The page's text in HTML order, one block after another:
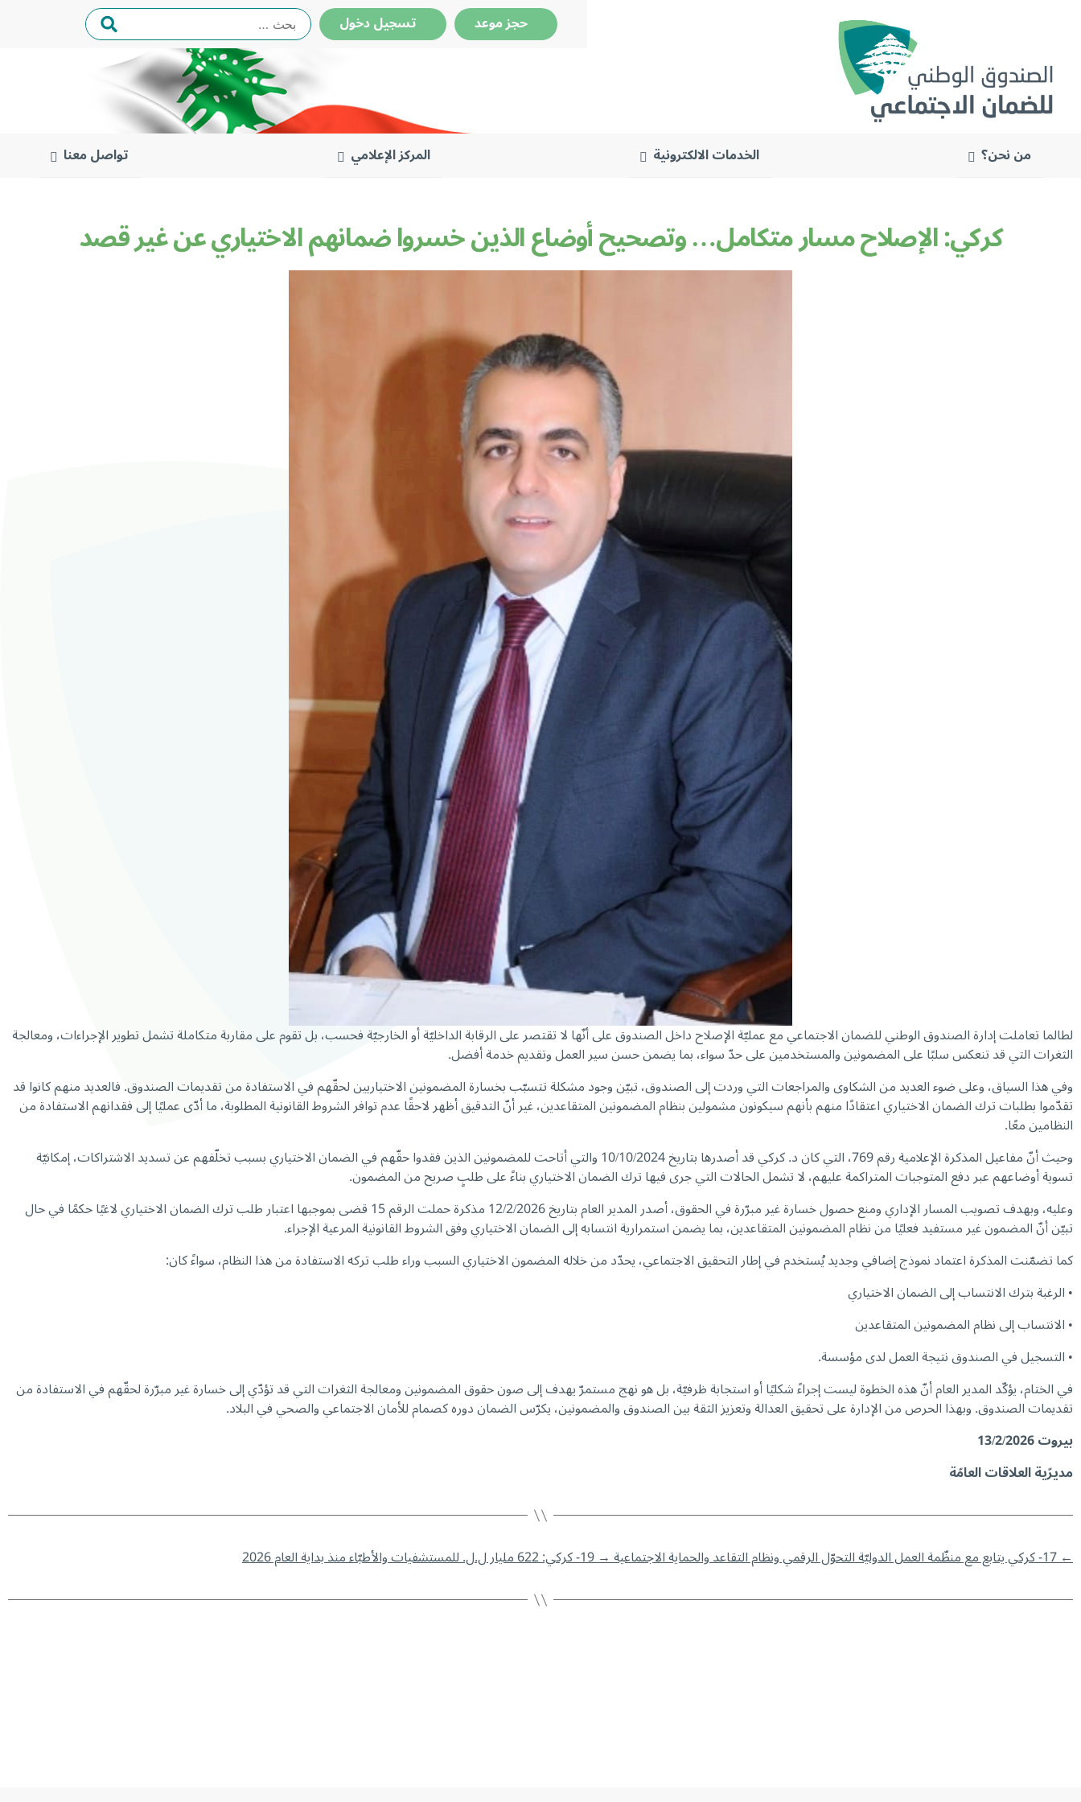
حجز موعد تسجيل دخول البحث
عن:
من نحن؟ الخدمات الالكترونية المركز الإعلامي
تواصل معنا
كركي: الإصلاح مسار متكامل… وتصحيح أوضاع الذين خسروا ضمانهم الاختياري عن غير قصد
لطالما تعاملت إدارة الصندوق الوطني للضمان الاجتماعي مع عمليّة الإصلاح داخل الصندوق على أنّها لا تقتصر على الرقابة الداخليّة أو الخارجيّة فحسب، بل تقوم على مقاربة متكاملة تشمل تطوير الإجراءات، ومعالجة
الثغرات التي قد تنعكس سلبًا على المضمونين والمستخدمين على حدّ سواء، بما يضمن حسن سير العمل وتقديم خدمة أفضل.
وفي هذا السياق، وعلى ضوء العديد من الشكاوى والمراجعات التي وردت إلى الصندوق، تبيّن وجود مشكلة تتسبّب بخسارة المضمونين الاختياريين لحقّهم في الاستفادة من تقديمات الصندوق. فالعديد منهم كانوا قد
تقدّموا بطلبات ترك الضمان الاختياري اعتقادًا منهم بأنهم سيكونون مشمولين بنظام المضمونين المتقاعدين، غير أنّ التدقيق أظهر لاحقًا عدم توافر الشروط القانونية المطلوبة، ما أدّى عمليًا إلى فقدانهم الاستفادة من
النظامين معًا.
وحيث أنّ مفاعيل المذكرة الإعلامية رقم 769، التي كان د. كركي قد أصدرها بتاريخ 10/10/2024 والتي أتاحت للمضمونين الذين فقدوا حقّهم في الضمان الاختياري بسبب تخلّفهم عن تسديد الاشتراكات، إمكانيّة
تسوية أوضاعهم عبر دفع المتوجبات المتراكمة عليهم، لا تشمل الحالات التي جرى فيها ترك الضمان الاختياري بناءً على طلبٍ صريح من المضمون.
وعليه، وبهدف تصويب المسار الإداري ومنع حصول خسارة غير مبرّرة في الحقوق، أصدر المدير العام بتاريخ 12/2/2026 مذكرة حملت الرقم 15 قضى بموجبها اعتبار طلب ترك الضمان الاختياري لاغيًا حكمًا في حال
تبيّن أنّ المضمون غير مستفيد فعليًا من نظام المضمونين المتقاعدين، بما يضمن استمرارية انتسابه إلى الضمان الاختياري وفق الشروط القانونية المرعية الإجراء.
كما تضمّنت المذكرة اعتماد نموذج إضافي وجديد يُستخدم في إطار التحقيق الاجتماعي، يحدّد من خلاله المضمون الاختياري السبب وراء طلب تركه الاستفادة من هذا النظام، سواءً كان:
• الرغبة بترك الانتساب إلى الضمان الاختياري
• الانتساب إلى نظام المضمونين المتقاعدين
• التسجيل في الصندوق نتيجة العمل لدى مؤسسة.
في الختام، يؤكّد المدير العام أنّ هذه الخطوة ليست إجراءً شكليًا أو استجابة ظرفيّة، بل هو نهج مستمرّ يهدف إلى صون حقوق المضمونين ومعالجة الثغرات التي قد تؤدّي إلى خسارة غير مبرّرة لحقّهم في الاستفادة من
تقديمات الصندوق. وبهذا الحرص من الإدارة على تحقيق العدالة وتعزيز الثقة بين الصندوق والمضمونين، يكرّس الضمان دوره كصمام للأمان الاجتماعي والصحي في البلاد.
بيروت13/2/2026
مديرّية العلاقات العامّة
←17- كركي يتابع مع منظّمة العمل الدوليّة التحوّل الرقمي ونظام التقاعد والحماية الاجتماعية →19- كركي: 622 مليار ل.ل. للمستشفيات والأطبّاء منذ بداية العام 2026